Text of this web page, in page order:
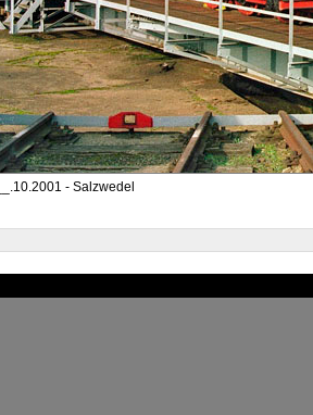
__.10.2001 - Salzwedel